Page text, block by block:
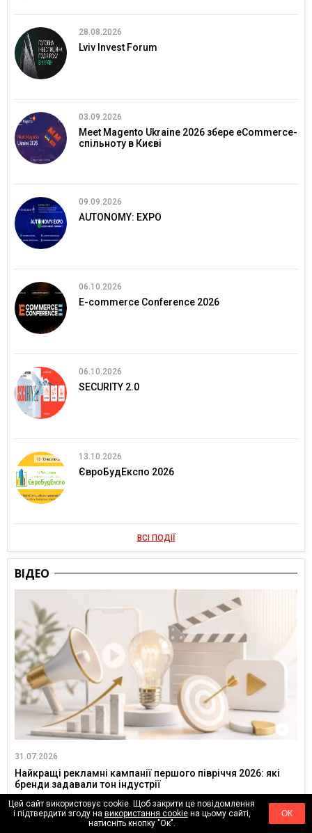
28.08.2026
Lviv Invest Forum
03.09.2026
Meet Magento Ukraine 2026 збере eCommerce-
спільноту в Києві
09.09.2026
AUTONOMY: EXPO
06.10.2026
E-commerce Conference 2026
06.10.2026
SECURITY 2.0
13.10.2026
ЄвроБудЕкспо 2026
ВСІ ПОДІЇ
ВІДЕО
31.07.2026
Найкращі рекламні кампанії першого півріччя 2026: які
бренди задавали тон індустрії
0 696
Цей сайт використовує cookie. Щоб закрити це повідомлення
і підтвердити згоду на використання cookieна цьому сайті,
натисніть кнопку "Ок".
ОК